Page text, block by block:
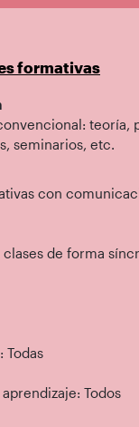
formativas
teoría,
seminarios, etc.
con
de forma
Todas
Todos